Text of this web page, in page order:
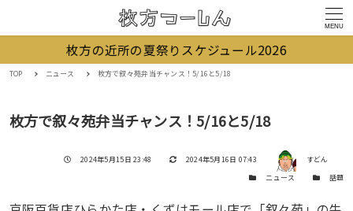
MENU
枚方の近所の夏祭りスケジュール2026
TOP ニュース 枚方で叙々苑弁当チャンス！5/16と5/18
枚方で叙々苑弁当チャンス！5/16と5/18
投稿日
2024年5月15日 23:48 更新日
2024年5月16日 07:43 著者
すどん
カテゴリー
ニュース カテゴリー
話題